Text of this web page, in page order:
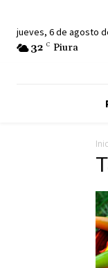
jueves, 6 de agosto
32 C Piura